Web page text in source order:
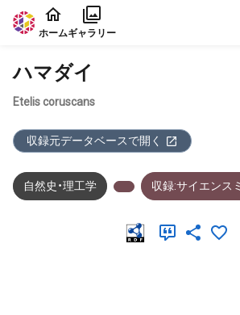
本文に飛ぶ
ホームギャラリー
ハマダイ
Etelis coruscans
収録元データベースで開く
自然史・理工学 収録:サイエンス